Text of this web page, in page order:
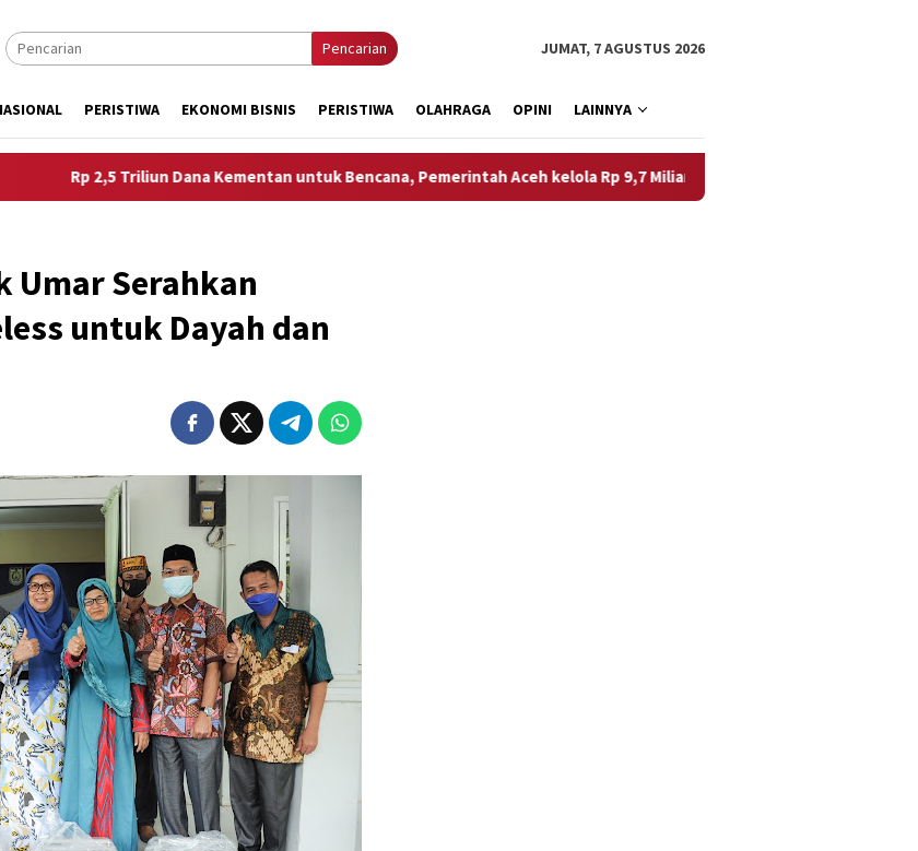
Pencarian JUMAT, 7 AGUSTUS 2026
PERISTIWA EKONOMI BISNIS PERISTIWA OLAHRAGA OPINI LAINNYA
Triliun Dana Kementan untuk Bencana, Pemerintah Aceh kelola Rp 9,7 Miliar Tanggapi Dugaan Perundungan
Umar Serahkan
untuk Dayah dan